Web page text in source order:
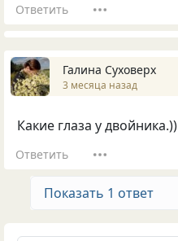
Ответить
Галина Суховерх
3 месяца назад
Какие глаза у двойника.))
Ответить
Показать 1 ответ